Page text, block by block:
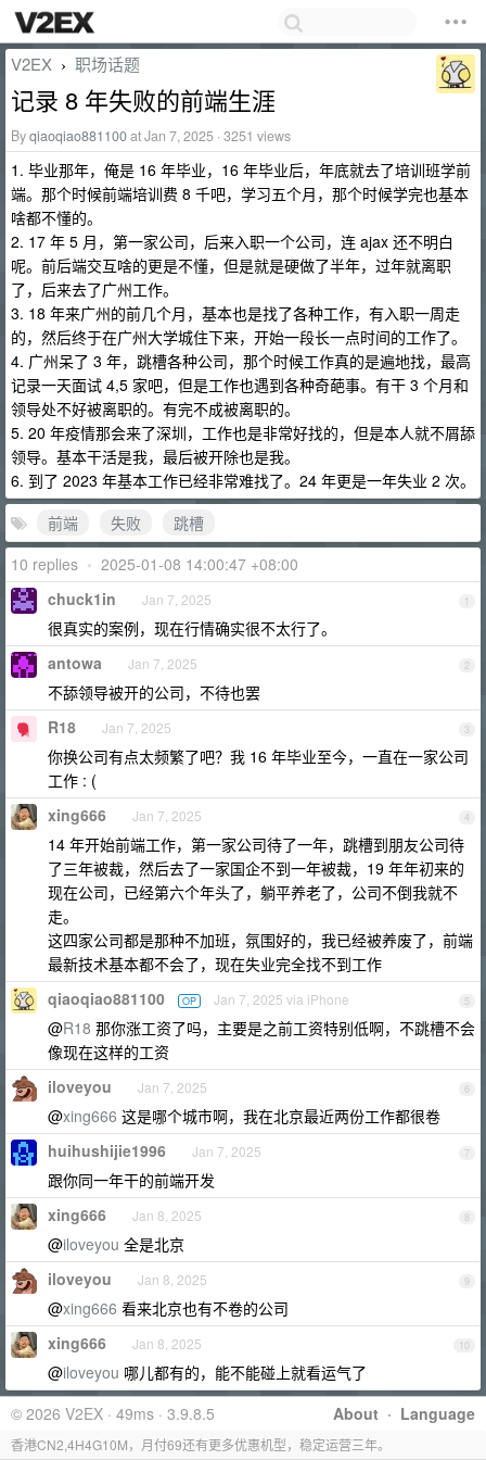
V2EX › 职场话题
记录 8 年失败的前端生涯
Byqiaoqiao881100at Jan 7, 2025 · 3251 views
1. 毕业那年，俺是 16 年毕业，16 年毕业后，年底就去了培训班学前
端。那个时候前端培训费 8 千吧，学习五个月，那个时候学完也基本
啥都不懂的。
2. 17 年 5 月，第一家公司，后来入职一个公司，连 ajax 还不明白
呢。前后端交互啥的更是不懂，但是就是硬做了半年，过年就离职
了，后来去了广州工作。
3. 18 年来广州的前几个月，基本也是找了各种工作，有入职一周走
的，然后终于在广州大学城住下来，开始一段长一点时间的工作了。
4. 广州呆了 3 年，跳槽各种公司，那个时候工作真的是遍地找，最高
记录一天面试 4,5 家吧，但是工作也遇到各种奇葩事。有干 3 个月和
领导处不好被离职的。有完不成被离职的。
5. 20 年疫情那会来了深圳，工作也是非常好找的，但是本人就不屑舔
领导。基本干活是我，最后被开除也是我。
6. 到了 2023 年基本工作已经非常难找了。24 年更是一年失业 2 次。
前端
失败
跳槽
10 replies • 2025-01-08 14:00:47 +08:00
1
chuck1in Jan 7, 2025
很真实的案例，现在行情确实很不太行了。
2
antowa Jan 7, 2025
不舔领导被开的公司，不待也罢
3
R18 Jan 7, 2025
你换公司有点太频繁了吧？我 16 年毕业至今，一直在一家公司
工作 : (
4
xing666 Jan 7, 2025
14 年开始前端工作，第一家公司待了一年，跳槽到朋友公司待
了三年被裁，然后去了一家国企不到一年被裁，19 年年初来的
现在公司，已经第六个年头了，躺平养老了，公司不倒我就不
走。
这四家公司都是那种不加班，氛围好的，我已经被养废了，前端
最新技术基本都不会了，现在失业完全找不到工作
5
qiaoqiao881100 OP Jan 7, 2025 via iPhone
@R18 那你涨工资了吗，主要是之前工资特别低啊，不跳槽不会
像现在这样的工资
6
iloveyou Jan 7, 2025
@xing666 这是哪个城市啊，我在北京最近两份工作都很卷
7
huihushijie1996 Jan 7, 2025
跟你同一年干的前端开发
8
xing666 Jan 8, 2025
@iloveyou 全是北京
9
iloveyou Jan 8, 2025
@xing666 看来北京也有不卷的公司
10
xing666 Jan 8, 2025
@iloveyou 哪儿都有的，能不能碰上就看运气了
About · Language
© 2026 V2EX · 49ms · 3.9.8.5
香港CN2,4H4G10M，月付69还有更多优惠机型，稳定运营三年。